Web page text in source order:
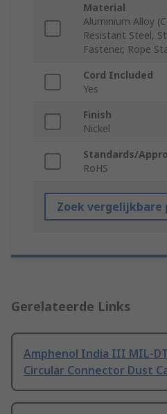
Material
Aluminium Alloy
Resistant Steel,
Fastener, Rope
Cord Included
Yes
Finish
Nickel
Standards/
RoHS
Zoek vergelijkbare
Gerelateerde Links
Amphenol India III MIL-
Circular Connector Dust